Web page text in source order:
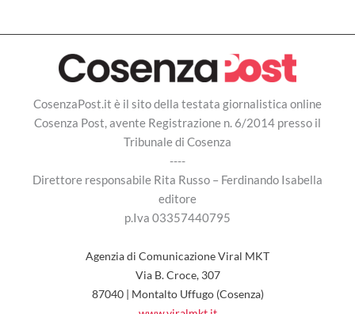
CosenzaPost.it è il sito della testata giornalistica online
Cosenza Post, avente Registrazione n. 6/2014 presso il
Tribunale di Cosenza
----
Direttore responsabile Rita Russo – Ferdinando Isabella
editore
p.Iva 03357440795
Agenzia di Comunicazione Viral MKT
Via B. Croce, 307
87040 | Montalto Uffugo (Cosenza)